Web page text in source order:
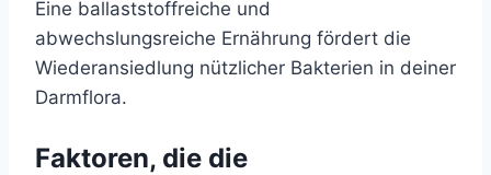
Eine ballaststoffreiche und
abwechslungsreiche Ernährung fördert die
Wiederansiedlung nützlicher Bakterien in deiner
Darmflora.
Faktoren, die die